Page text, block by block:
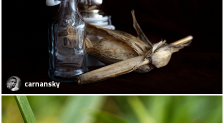
carnansky